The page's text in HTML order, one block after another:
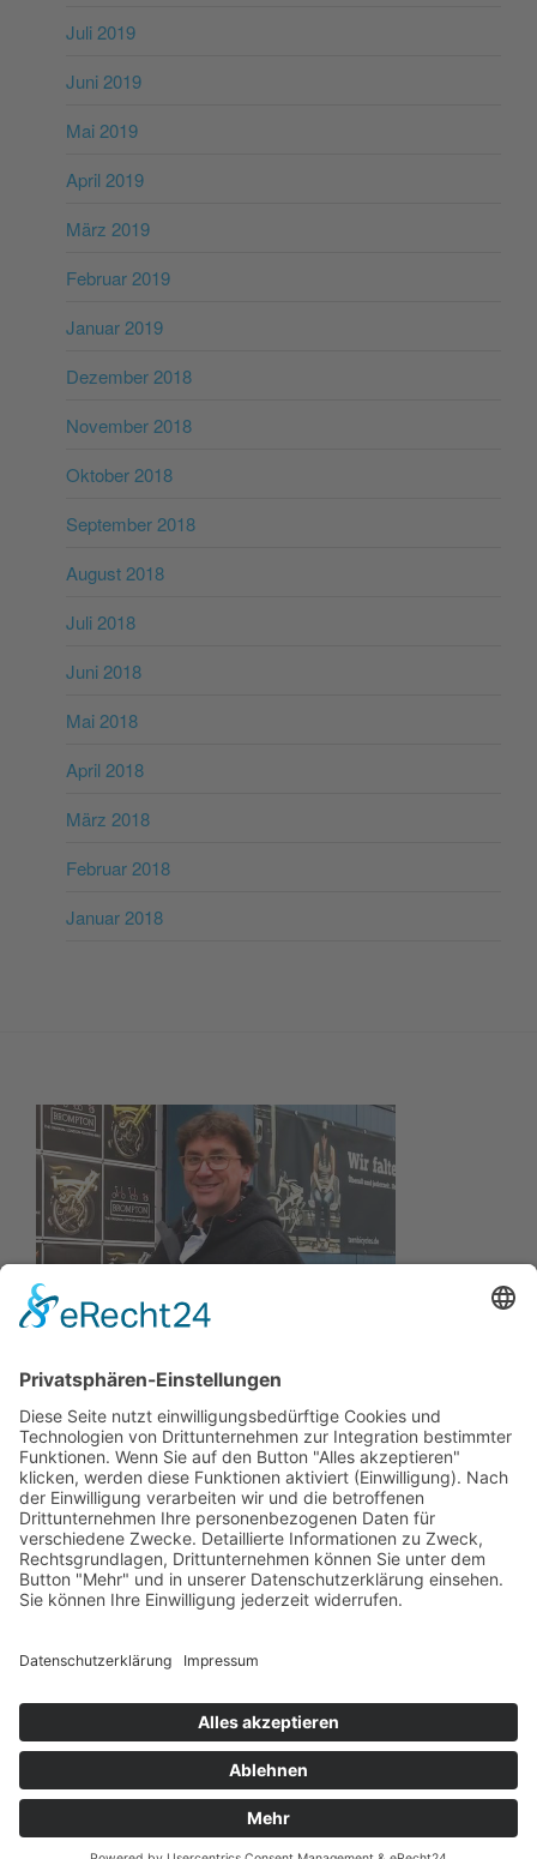
Juli 2019
Juni 2019
Mai 2019
April 2019
März 2019
Februar 2019
Januar 2019
Dezember 2018
November 2018
Oktober 2018
September 2018
August 2018
Juli 2018
Juni 2018
Mai 2018
April 2018
März 2018
Februar 2018
Januar 2018
Wir wollen Ihr persönlicher Online Marine Spezialist sein,
der sich auf die Fahne geschrieben hat, der zuverlässigste
und preiswerteste Anbieter zu sein.
Wir sind ständig im Wachstum und wissen Ihr Vertrauen zu
schätzen.
Kay-Lucas Kaniewski
YouTubeFacebook